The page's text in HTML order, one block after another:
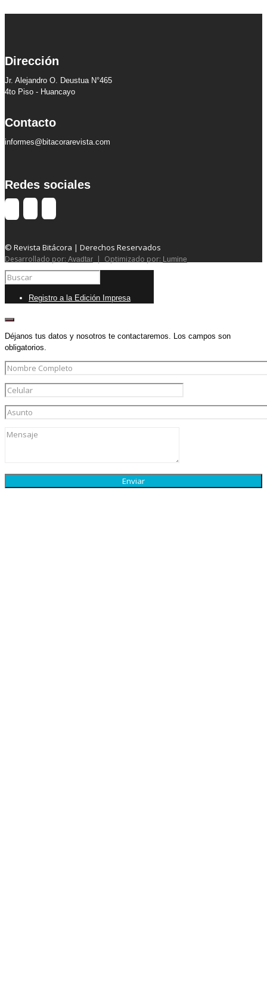
Dirección
Jr. Alejandro O. Deustua N°465
4to Piso - Huancayo
Contacto
informes@bitacorarevista.com
Redes sociales
© Revista Bitácora | Derechos Reservados
Desarrollado por: Avadtar | Optimizado por: Lumine
Registro a la Edición Impresa
Déjanos tus datos y nosotros te contactaremos. Los campos son
obligatorios.